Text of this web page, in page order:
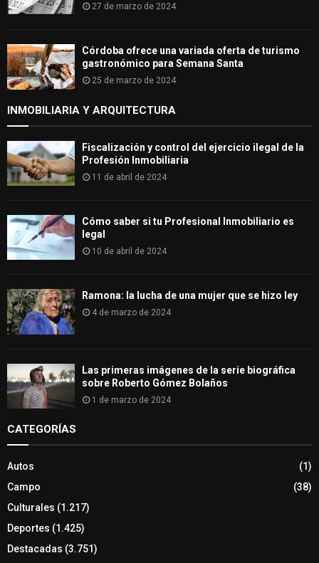
27 de marzo de 2024
Córdoba ofrece una variada oferta de turismo
gastronómico para Semana Santa
25 de marzo de 2024
INMOBILIARIA Y ARQUITECTURA
Fiscalización y control del ejercicio ilegal de la
Profesión Inmobiliaria
11 de abril de 2024
Cómo saber si tu Profesional Inmobiliario es
legal
10 de abril de 2024
Ramona: la lucha de una mujer que se hizo ley
4 de marzo de 2024
Las primeras imágenes de la serie biográfica
sobre Roberto Gómez Bolaños
1 de marzo de 2024
CATEGORÍAS
Autos
(1)
Campo
(38)
Culturales (1.217)
Deportes (1.425)
Destacadas (3.751)